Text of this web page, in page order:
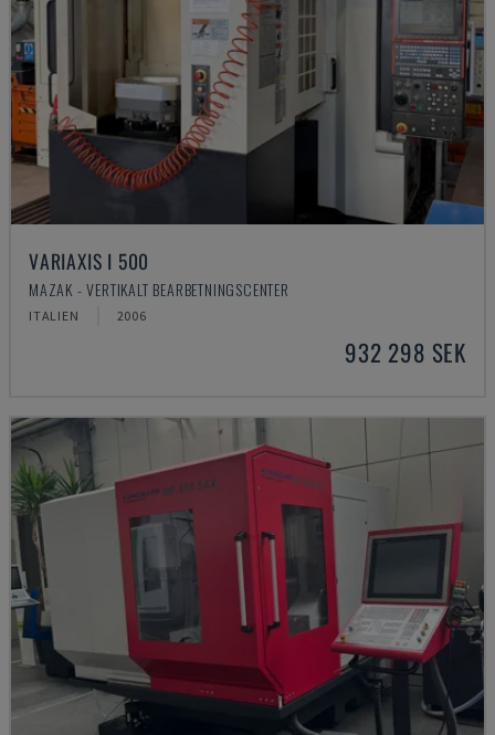
VARIAXIS I 500
MAZAK - VERTIKALT BEARBETNINGSCENTER
ITALIEN 2006
932 298 SEK